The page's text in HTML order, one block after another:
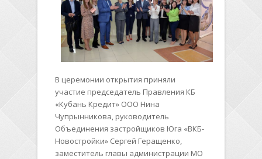
В церемонии открытия приняли
участие председатель Правления КБ
«Кубань Кредит» ООО Нина
Чупрынникова, руководитель
Объединения застройщиков Юга «ВКБ-
Новостройки» Сергей Геращенко,
заместитель главы администрации МО